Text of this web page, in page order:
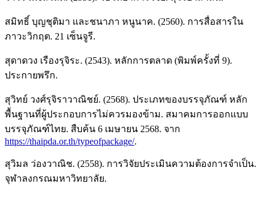
สมิทธิ์ บุญชุติมา และชนาภา หนูนาค. (2560). การสื่อสารใน
ภาวะวิกฤต. 21 เซ็นจูรี.
สุดาดวง เรืองรุจิระ. (2543). หลักการตลาด (พิมพ์ครั้งที่ 9).
ประกายพรึก.
สุวิทย์ วงศ์รุจิราวาณิชย์. (2568). ประเภทของบรรจุภัณฑ์ หลัก
พื้นฐานที่ผู้ประกอบการไม่ควรมองข้าม. สมาคมการออกแบบ
บรรจุภัณฑ์ไทย. สืบค้น 6 เมษายน 2568. จาก
https://thaipda.or.th/typeofpackage/.
สุวิมล ว่องวาณิช. (2558). การวิจัยประเมินความต้องการจำเป็น.
จุฬาลงกรณมหาวิทยาลัย.